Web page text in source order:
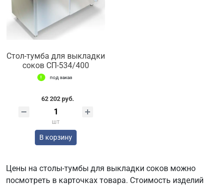
Стол-тумба для выкладки
соков СП-534/400
под заказ
62 202 руб.
шт
В корзину
Цены на столы-тумбы для выкладки соков можно
посмотреть в карточках товара. Стоимость изделий